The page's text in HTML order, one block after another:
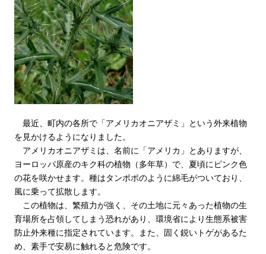
最近、町内の各所で「アメリカオニアザミ」という外来植物
を見かけるようになりました。
アメリカオニアザミは、名前に「アメリカ」とありますが、
ヨーロッパ原産のキク科の植物（多年草）で、夏頃にピンク色
の花を咲かせます。種はタンポポのように綿毛がついており、
風に乗って拡散します。
この植物は、繁殖力が強く、その土地に元々あった植物の生
育場所を占領してしまう恐れがあり、環境省により生態系被害
防止外来種に指定されています。また、固く鋭いトゲがあるた
め、素手で安易に触れると危険です。